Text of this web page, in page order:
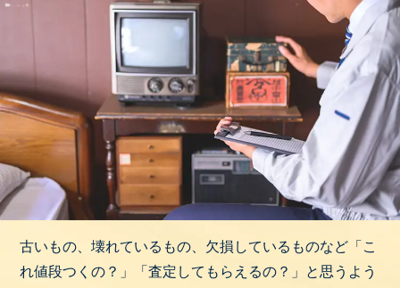
古いもの、壊れているもの、欠損しているものなど「こ
れ値段つくの？」「査定してもらえるの？」と思うよう